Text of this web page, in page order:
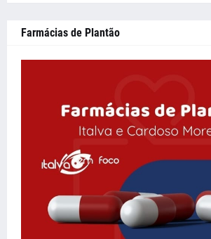
Farmácias de Plantão